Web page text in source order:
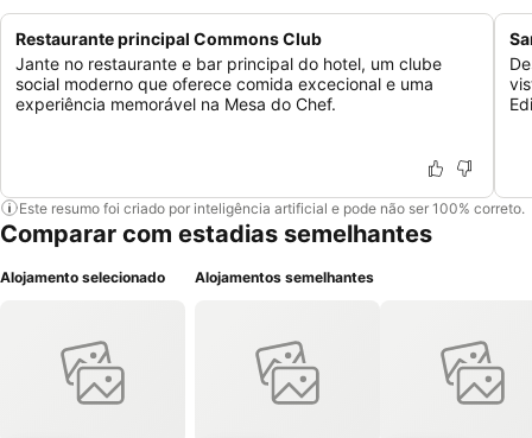
Restaurante principal Commons Club
Jante no restaurante e bar principal do hotel, um clube
social moderno que oferece comida excecional e uma
experiência memorável na Mesa do Chef.
Este resumo foi criado por inteligência artificial e pode não ser 100% correto.
Comparar com estadias semelhantes
Alojamento selecionado Alojamentos semelhantes